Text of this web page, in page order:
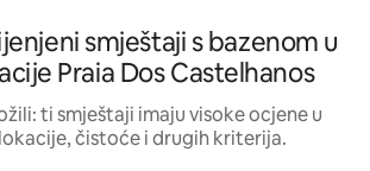
smještaji s bazenom u
Praia Dos Castelhanos
ti smještaji imaju visoke ocjene u
čistoće i drugih kriterija.